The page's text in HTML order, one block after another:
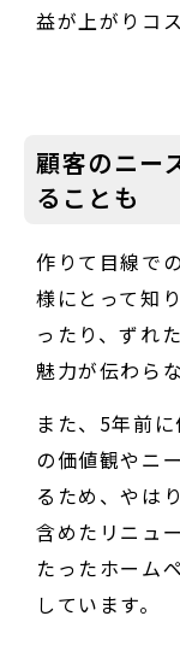
益が上がりコ
顧客のニー
ることも
作りて目線で
様にとって知
ったり、ずれ
魅力が伝わら
また、5年前
の価値観やニ
るため、やは
含めたリニュ
たったホーム
しています。